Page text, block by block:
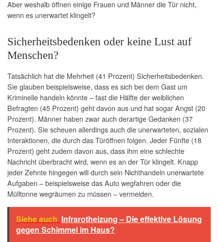
Aber weshalb öffnen einige Frauen und Männer die Tür nicht,
wenn es unerwartet klingelt?
Sicherheitsbedenken oder keine Lust auf
Menschen?
Tatsächlich hat die Mehrheit (41 Prozent) Sicherheitsbedenken.
Sie glauben beispielsweise, dass es sich bei dem Gast um
Kriminelle handeln könnte – fast die Hälfte der weiblichen
Befragten (45 Prozent) geht davon aus und hat sogar Angst (20
Prozent). Männer haben zwar auch derartige Gedanken (37
Prozent). Sie scheuen allerdings auch die unerwarteten, sozialen
Interaktionen, die durch das Türöffnen folgen. Jeder Fünfte (18
Prozent) geht zudem davon aus, dass ihm eine schlechte
Nachricht überbracht wird, wenn es an der Tür klingelt. Knapp
jeder Zehnte hingegen will durch sein Nichthandeln unerwartete
Aufgaben – beispielsweise das Auto wegfahren oder die
Mülltonne wegräumen zu müssen – vermeiden.
Siehe auch Infrarotheizung – Die effektive Lösung
gegen Schimmel im Haus?